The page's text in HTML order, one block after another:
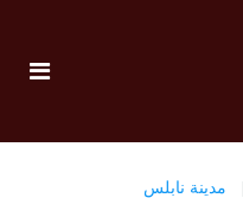
مدينة نابلس